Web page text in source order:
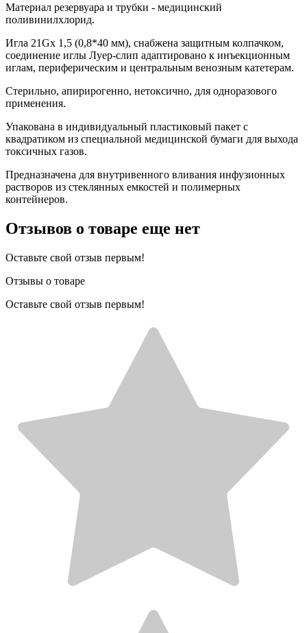
Материал резервуара и трубки - медицинский
поливинилхлорид.
Игла 21Gx 1,5 (0,8*40 мм), снабжена защитным колпачком,
соединение иглы Луер-слип адаптировано к инъекционным
иглам, периферическим и центральным венозным катетерам.
Стерильно, апирирогенно, нетоксично, для одноразового
применения.
Упакована в индивидуальный пластиковый пакет с
квадратиком из специальной медицинской бумаги для выхода
токсичных газов.
Предназначена для внутривенного вливания инфузионных
растворов из стеклянных емкостей и полимерных
контейнеров.
Отзывов о товаре еще нет
Оставьте свой отзыв первым!
Отзывы о товаре
Оставьте свой отзыв первым!